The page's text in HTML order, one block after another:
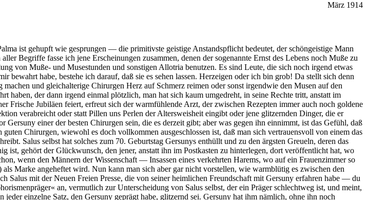
März 1914
ist gehupft wie gesprungen — die primitivste geistige Anstandspflicht bedeutet, der schöngeistige Mann
Begriffe fasse ich jene Erscheinungen zusammen, denen der sogenannte Ernst des Lebens noch Muße zu
von Muße- und Musestunden und sonstigen Allotria benutzen. Es sind Leute, die sich noch irgend etwas
habe, bestehe ich darauf, daß sie es sehen lassen. Herzeigen oder ich bin grob! Da stellt sich denn
und gleichalterige Chirurgen Herz auf Schmerz reimen oder sonst irgendwie den Musen auf den
haben, der dann irgend einmal plötzlich, man hat sich kaum umgedreht, in seine Rechte tritt, anstatt im
Jubiläen feiert, erfreut sich der warmfühlende Arzt, der zwischen Rezepten immer auch noch goldene
verabreicht oder statt Pillen uns Perlen der Altersweisheit eingibt oder jene glitzernden Dinger, die er
einer der besten Chirurgen sein, die es derzeit gibt; aber was gegen ihn einnimmt, ist das Gefühl, daß
Chirurgen, wiewohl es doch vollkommen ausgeschlossen ist, daß man sich vertrauensvoll von einem das
Salus selbst hat solches zum 70. Geburtstag Gersunys enthüllt und zu den ärgsten Greueln, deren das
ist, gehört der Glückwunsch, den jener, anstatt ihn im Postkasten zu hinterlegen, dort veröffentlicht hat, wo
wenn den Männern der Wissenschaft — Insassen eines verkehrten Harems, wo auf ein Frauenzimmer so
Marke angeheftet wird. Nun kann man sich aber gar nicht vorstellen, wie warmblütig es zwischen den
Salus mit der Neuen Freien Presse, die von seiner heimlichen Freundschaft mit Gersuny erfahren habe — du
an, vermutlich zur Unterscheidung von Salus selbst, der ein Präger schlechtweg ist, und meint,
einzelne Satz, den Gersuny geprägt habe, glitzernd sei. Gersuny hat ihm nämlich, ohne ihn noch